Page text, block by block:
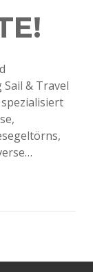
Sail & Travel
spezialisiert